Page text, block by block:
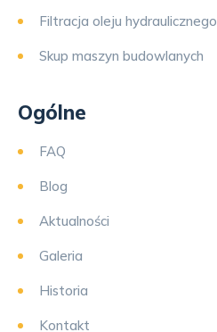
Filtracja oleju hydraulicznego
Skup maszyn budowlanych
Ogólne
FAQ
Blog
Aktualności
Galeria
Historia
Kontakt